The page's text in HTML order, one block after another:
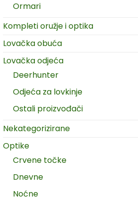
Ormari
Kompleti oružje i optika
Lovačka obuća
Lovačka odjeća
Deerhunter
Odjeća za lovkinje
Ostali proizvođači
Nekategorizirane
Optike
Crvene točke
Dnevne
Noćne